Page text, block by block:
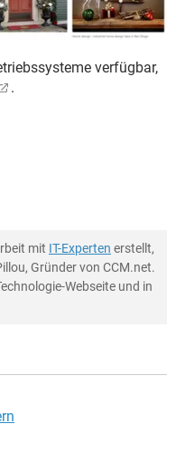
verfügbar,
.
mit IT-Experten erstellt,
Gründer von CCM.net.
Webseite und in